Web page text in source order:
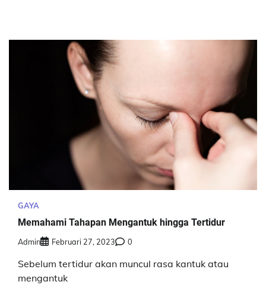
GAYA
Memahami Tahapan Mengantuk hingga Tertidur
Admin Februari 27, 2023 0
Sebelum tertidur akan muncul rasa kantuk atau
mengantuk